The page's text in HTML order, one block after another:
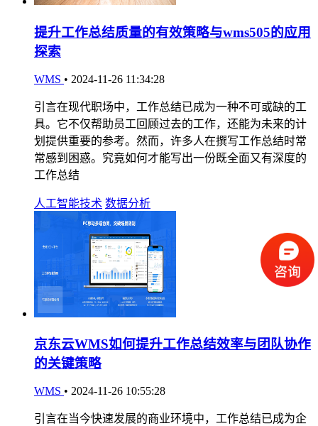
提升工作总结质量的有效策略与wms505的应用
探索
WMS • 2024-11-26 11:34:28
引言在现代职场中，工作总结已成为一种不可或缺的工
具。它不仅帮助员工回顾过去的工作，还能为未来的计
划提供重要的参考。然而，许多人在撰写工作总结时常
常感到困惑。究竟如何才能写出一份既全面又有深度的
工作总结
人工智能技术 数据分析
京东云WMS如何提升工作总结效率与团队协作
的关键策略
WMS • 2024-11-26 10:55:28
引言在当今快速发展的商业环境中，工作总结已成为企